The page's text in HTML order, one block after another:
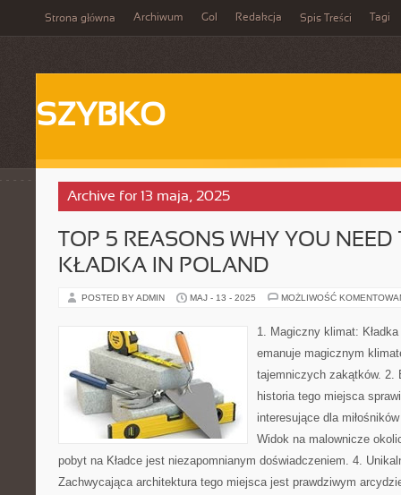
Strona główna Archiwum Gol Redakcja Spis Treści Tagi
SZYBKO
Archive for 13 maja, 2025
TOP 5 REASONS WHY YOU NEED
KŁADKA IN POLAND
POSTED BY ADMIN MAJ - 13 - 2025 MOŻLIWOŚĆ
1. Magiczny klimat:
emanuje magicznym
tajemniczych zakątków. 2.
historia tego miejsca
interesujące dla
Widok na malownicze
pobyt na Kładce jest niezapomnianym doświadczeniem. 4.
Zachwycająca architektura tego miejsca jest prawdziwym